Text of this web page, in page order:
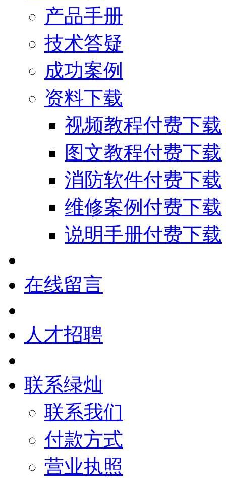
产品手册
技术答疑
成功案例
资料下载
视频教程付费下载
图文教程付费下载
消防软件付费下载
维修案例付费下载
说明手册付费下载
在线留言
人才招聘
联系绿灿
联系我们
付款方式
营业执照